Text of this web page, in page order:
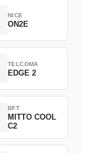
NICE
ON2E
TELCOMA
EDGE 2
BFT
MITTO COOL
C2